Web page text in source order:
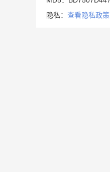
隐私： 查看隐私政策